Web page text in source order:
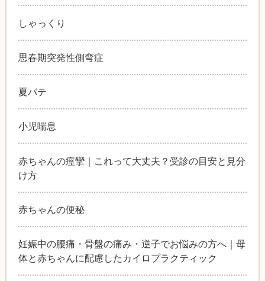
しゃっくり
思春期突発性側弯症
夏バテ
小児喘息
赤ちゃんの痙攣｜これって大丈夫？受診の目安と見分
け方
赤ちゃんの便秘
妊娠中の腰痛・骨盤の痛み・逆子でお悩みの方へ｜母
体と赤ちゃんに配慮したカイロプラクティック